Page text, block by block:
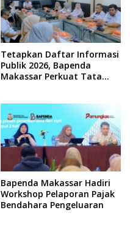
Tetapkan Daftar Informasi
Publik 2026, Bapenda
Makassar Perkuat Tata
Bapenda Makassar Hadiri
Workshop Pelaporan Pajak
Bendahara Pengeluaran